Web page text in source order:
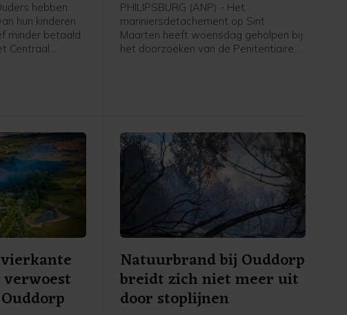
hebben
hun kinderen
minder betaald
Centraal
In totaal
PHILIPSBURG (ANP) - Het
mariniersdetachement op Sint
Maarten heeft woensdag geholpen bij
het doorzoeken van de Penitentiaire
Defensie donderdag.
Natuurbrand bij Ouddorp
breidt zich niet meer uit
door stoplijnen